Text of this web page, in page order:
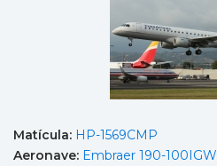
Matícula: HP-1569CMP
Aeronave: Embraer 190-100IGW